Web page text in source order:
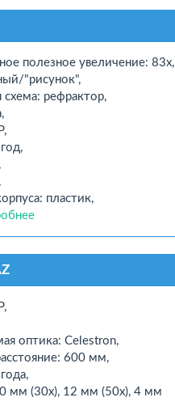
полезное увеличение: 83x,
"рисунок",
схема: рефрактор,
пластик,
оптика: Celestron,
600 мм,
мм (30x), 12 мм (50x), 4 мм